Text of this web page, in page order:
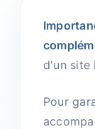
d'un site
Pour